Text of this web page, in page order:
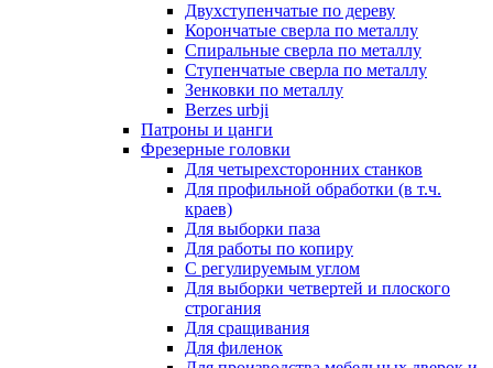
Двухступенчатые по дереву
Корончатые сверла по металлу
Спиральные сверла по металлу
Ступенчатые сверла по металлу
Зенковки по металлу
Berzes urbji
Патроны и цанги
Фрезерные головки
Для четырехсторонних станков
Для профильной обработки (в т.ч.
краев)
Для выборки паза
Для работы по копиру
С регулируемым углом
Для выборки четвертей и плоского
строгания
Для сращивания
Для филенок